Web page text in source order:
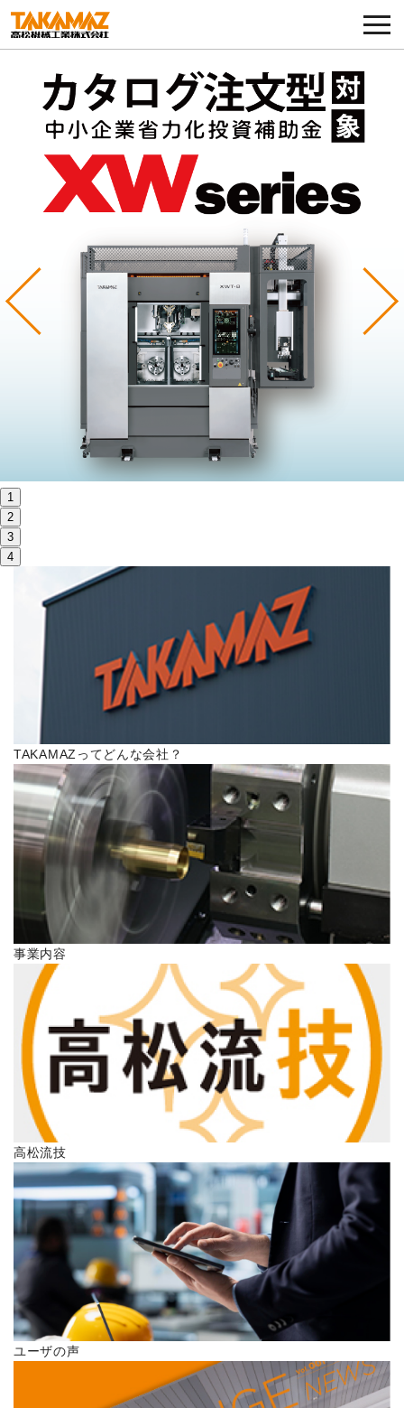
各種お問い合わせ・部品注文
採用に関してはこちらから
企業情報
展示会・イベント
コラム
製品ラインナップ
サステナビリティ
お問い合わせ
高松流技
ご利用に際して
当社のセキュリティへの取り組み
プライバシーポリシー
ENGLISH
Previous
1
2
3
4
TAKAMAZってどんな会社？
事業内容
高松流技
ユーザの声